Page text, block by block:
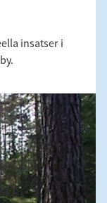
insatser i